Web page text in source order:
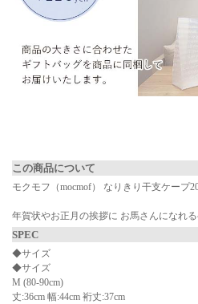
この商品について
モクモフ（mocmof） なりきり干支ケープ
年賀状やお正月の挨拶に お馬さんになれ
SPEC
◆サイズ
◆サイズ
M (80-90cm)
丈:36cm 幅:44cm 裄丈:37cm